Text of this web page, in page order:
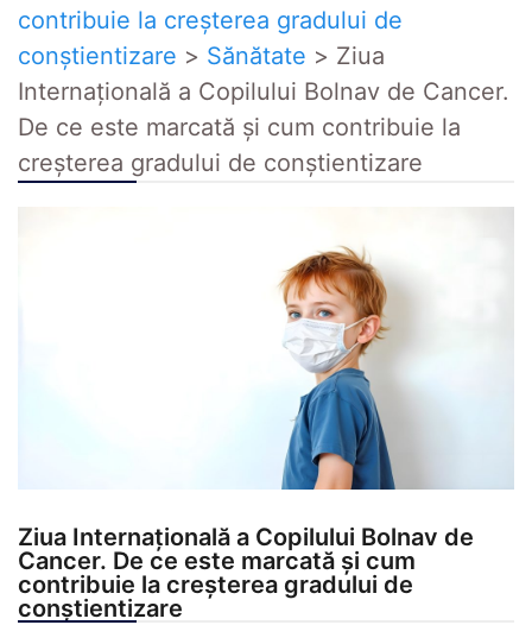
contribuie la creșterea gradului de
conștientizare > Sănătate > Ziua
Internațională a Copilului Bolnav de Cancer.
De ce este marcată și cum contribuie la
creșterea gradului de conștientizare
Ziua Internațională a Copilului Bolnav de
Cancer. De ce este marcată și cum
contribuie la creșterea gradului de
conștientizare